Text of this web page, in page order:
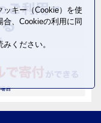
ッキー（Cookie）を使
、Cookieの利用に同
みください。